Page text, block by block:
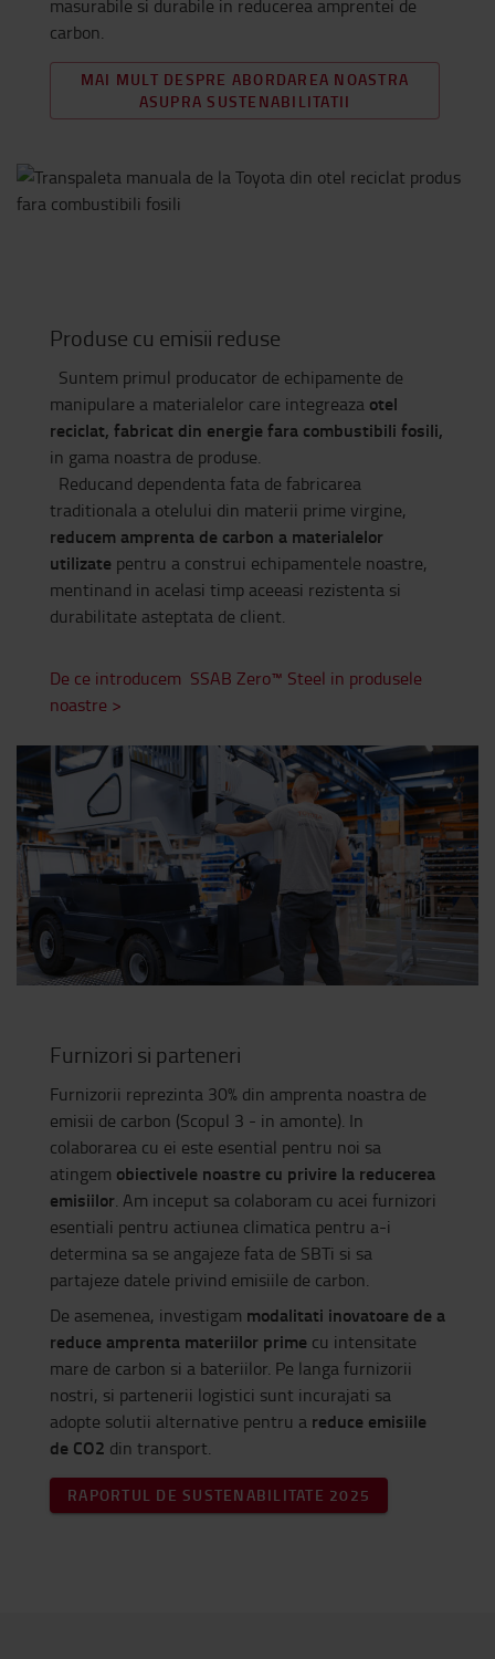
masurabile si durabile in reducerea amprentei de
carbon.
MAI MULT DESPRE ABORDAREA NOASTRA
ASUPRA SUSTENABILITATII
Produse cu emisii reduse
Suntem primul producator de echipamente de
manipulare a materialelor care integreaza otel
reciclat, fabricat din energie fara combustibili fosili,
in gama noastra de produse.
Reducand dependenta fata de fabricarea
traditionala a otelului din materii prime virgine,
reducem amprenta de carbon a materialelor
utilizate pentru a construi echipamentele noastre,
mentinand in acelasi timp aceeasi rezistenta si
durabilitate asteptata de client.
De ce introducem SSAB Zero™ Steel in produsele
noastre >
Furnizori si parteneri
Furnizorii reprezinta 30% din amprenta noastra de
emisii de carbon (Scopul 3 - in amonte). In
colaborarea cu ei este esential pentru noi sa
atingem obiectivele noastre cu privire la reducerea
emisiilor. Am inceput sa colaboram cu acei furnizori
esentiali pentru actiunea climatica pentru a-i
determina sa se angajeze fata de SBTi si sa
partajeze datele privind emisiile de carbon.
De asemenea, investigam modalitati inovatoare de a
reduce amprenta materiilor prime cu intensitate
mare de carbon si a bateriilor. Pe langa furnizorii
nostri, si partenerii logistici sunt incurajati sa
adopte solutii alternative pentru a reduce emisiile
de CO2 din transport.
RAPORTUL DE SUSTENABILITATE 2025